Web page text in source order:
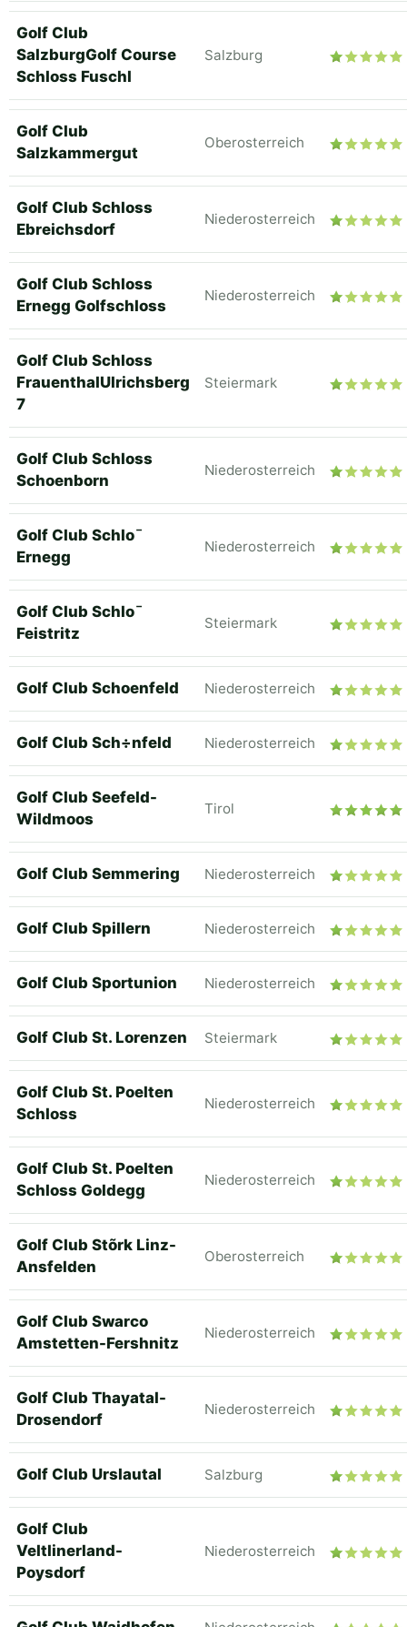
Golf Club
SalzburgGolf Course
Schloss Fuschl
Salzburg
Golf Club
Salzkammergut
Oberosterreich
Golf Club Schloss
Ebreichsdorf
Niederosterreich
Golf Club Schloss
Ernegg Golfschloss
Niederosterreich
Golf Club Schloss
FrauenthalUlrichsberg
7
Steiermark
Golf Club Schloss
Schoenborn
Niederosterreich
Golf Club Schlo¯
Ernegg
Niederosterreich
Golf Club Schlo¯
Feistritz
Steiermark
Golf Club Schoenfeld Niederosterreich
Golf Club Sch÷nfeld Niederosterreich
Golf Club Seefeld-
Wildmoos
Tirol
Golf Club Semmering Niederosterreich
Golf Club Spillern Niederosterreich
Golf Club Sportunion Niederosterreich
Golf Club St. Lorenzen Steiermark
Golf Club St. Poelten
Schloss
Niederosterreich
Golf Club St. Poelten
Schloss Goldegg
Niederosterreich
Golf Club Stõrk Linz-
Ansfelden
Oberosterreich
Golf Club Swarco
Amstetten-Fershnitz
Niederosterreich
Golf Club Thayatal-
Drosendorf
Niederosterreich
Golf Club Urslautal Salzburg
Golf Club
Veltlinerland-
Poysdorf
Niederosterreich